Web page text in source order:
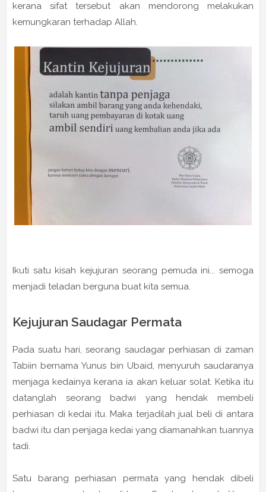
kerana sifat tersebut akan mendorong melakukan
kemungkaran terhadap Allah.
Ikuti satu kisah kejujuran seorang pemuda ini... semoga
menjadi teladan berguna buat kita semua.
Kejujuran Saudagar Permata
Pada suatu hari, seorang saudagar perhiasan di zaman
Tabiin bernama Yunus bin Ubaid, menyuruh saudaranya
menjaga kedainya kerana ia akan keluar solat. Ketika itu
datanglah seorang badwi yang hendak membeli
perhiasan di kedai itu. Maka terjadilah jual beli di antara
badwi itu dan penjaga kedai yang diamanahkan tuannya
tadi.
Satu barang perhiasan permata yang hendak dibeli